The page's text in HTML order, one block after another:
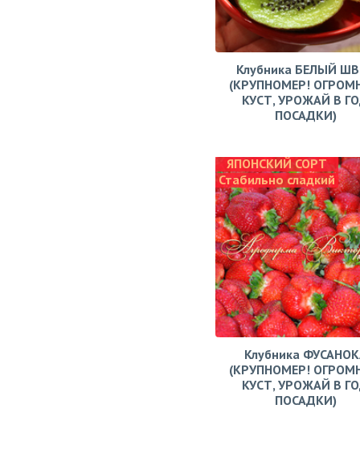
Клубника БЕЛЫЙ
(КРУПНОМЕР!
КУСТ, УРОЖАЙ В
ПОСАДКИ)
ЯПОНСКИЙ СОРТ
Стабильно сладкий
Клубника
(КРУПНОМЕР!
КУСТ, УРОЖАЙ В
ПОСАДКИ)